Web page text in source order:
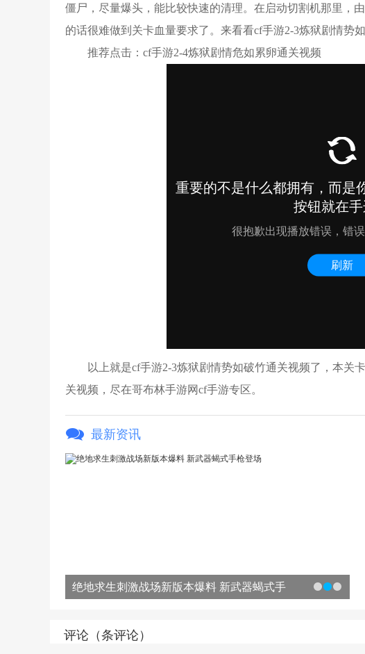
僵尸，尽量爆头，能比较快速的清理。在启动切割机那里，
的话很难做到关卡血量要求了。来看看cf手游2-3炼狱剧情势
推荐点击：cf手游2-4炼狱剧情危如累卵通关视频
以上就是cf手游2-3炼狱剧情势如破竹通关视频了，本关卡
关视频，尽在哥布林手游网cf手游专区。
最新资讯
绝地求生刺激战场新版本爆料 新武器蝎式手
评论（条评论）